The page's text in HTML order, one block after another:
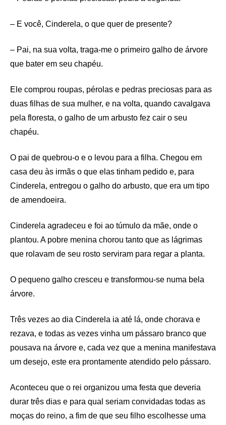
– E você, Cinderela, o que quer de presente?
– Pai, na sua volta, traga-me o primeiro galho de árvore
que bater em seu chapéu.
Ele comprou roupas, pérolas e pedras preciosas para as
duas filhas de sua mulher, e na volta, quando cavalgava
pela floresta, o galho de um arbusto fez cair o seu
chapéu.
O pai de quebrou-o e o levou para a filha. Chegou em
casa deu às irmãs o que elas tinham pedido e, para
Cinderela, entregou o galho do arbusto, que era um tipo
de amendoeira.
Cinderela agradeceu e foi ao túmulo da mãe, onde o
plantou. A pobre menina chorou tanto que as lágrimas
que rolavam de seu rosto serviram para regar a planta.
O pequeno galho cresceu e transformou-se numa bela
árvore.
Três vezes ao dia Cinderela ia até lá, onde chorava e
rezava, e todas as vezes vinha um pássaro branco que
pousava na árvore e, cada vez que a menina manifestava
um desejo, este era prontamente atendido pelo pássaro.
Aconteceu que o rei organizou uma festa que deveria
durar três dias e para qual seriam convidadas todas as
moças do reino, a fim de que seu filho escolhesse uma